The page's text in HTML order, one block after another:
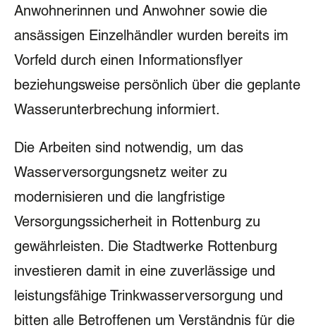
Anwohnerinnen und Anwohner sowie die
ansässigen Einzelhändler wurden bereits im
Vorfeld durch einen Informationsflyer
beziehungsweise persönlich über die geplante
Wasserunterbrechung informiert.
Die Arbeiten sind notwendig, um das
Wasserversorgungsnetz weiter zu
modernisieren und die langfristige
Versorgungssicherheit in Rottenburg zu
gewährleisten. Die Stadtwerke Rottenburg
investieren damit in eine zuverlässige und
leistungsfähige Trinkwasserversorgung und
bitten alle Betroffenen um Verständnis für die